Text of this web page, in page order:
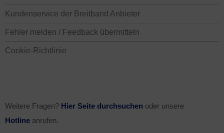
Kundenservice der Breitband Anbieter
Fehler melden / Feedback übermitteln
Cookie-Richtlinie
Weitere Fragen? Hier Seite durchsuchen oder unsere
Hotline anrufen.